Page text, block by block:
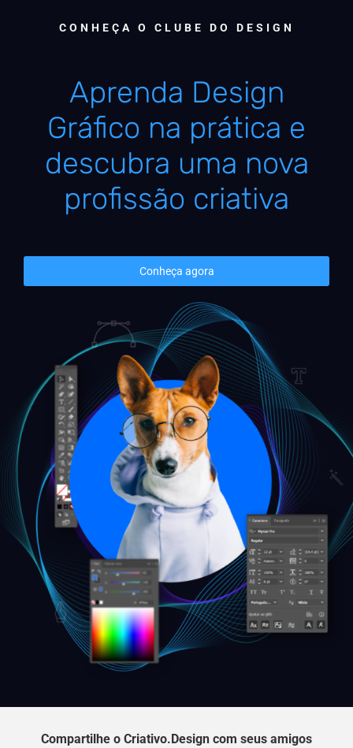
CONHEÇA O CLUBE DO DESIGN
Aprenda Design
Gráfico na prática e
descubra uma nova
profissão criativa
Conheça agora
Compartilhe o Criativo.Design com seus amigos